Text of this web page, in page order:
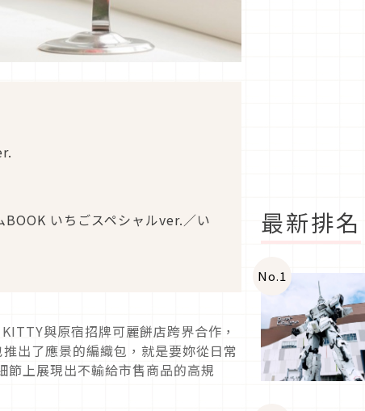
いちごスペシャルver.／い
與原宿招牌可麗餅店跨界合作，
出了應景的編織包，就是要妳從日常
上展現出不輸給市售商品的高規
最新排名
No.1